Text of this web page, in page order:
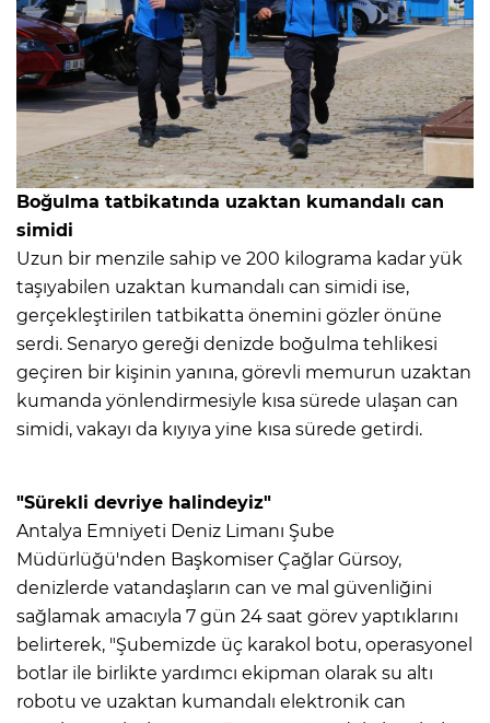
Boğulma tatbikatında uzaktan kumandalı can
simidi
Uzun bir menzile sahip ve 200 kilograma kadar yük
taşıyabilen uzaktan kumandalı can simidi ise,
gerçekleştirilen tatbikatta önemini gözler önüne
serdi. Senaryo gereği denizde boğulma tehlikesi
geçiren bir kişinin yanına, görevli memurun uzaktan
kumanda yönlendirmesiyle kısa sürede ulaşan can
simidi, vakayı da kıyıya yine kısa sürede getirdi.
"Sürekli devriye halindeyiz"
Antalya Emniyeti Deniz Limanı Şube
Müdürlüğü'nden Başkomiser Çağlar Gürsoy,
denizlerde vatandaşların can ve mal güvenliğini
sağlamak amacıyla 7 gün 24 saat görev yaptıklarını
belirterek, "Şubemizde üç karakol botu, operasyonel
botlar ile birlikte yardımcı ekipman olarak su altı
robotu ve uzaktan kumandalı elektronik can